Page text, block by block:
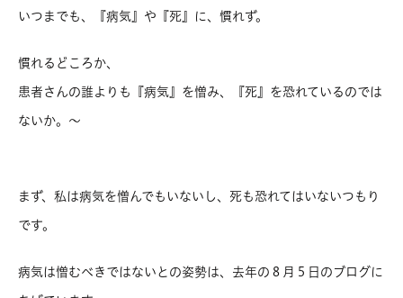
いつまでも、『病気』や『死』に、慣れず。
慣れるどころか、
患者さんの誰よりも『病気』を憎み、『死』を恐れているのでは
ないか。～
まず、私は病気を憎んでもいないし、死も恐れてはいないつもり
です。
病気は憎むべきではないとの姿勢は、去年の８月５日のブログに